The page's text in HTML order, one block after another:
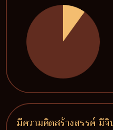
มีความคิดสร้างสรรค์ มีจิ